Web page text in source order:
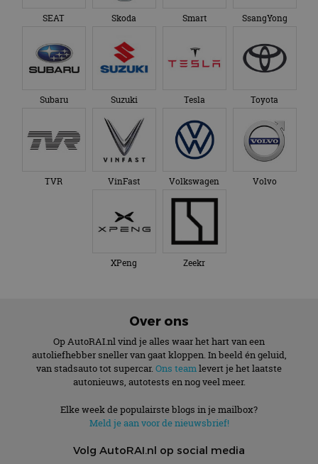
SEAT Skoda Smart SsangYong
Subaru Suzuki Tesla Toyota
TVR VinFast Volkswagen Volvo
XPeng Zeekr
Over ons
Op AutoRAI.nl vind je alles waar het hart van een
autoliefhebber sneller van gaat kloppen. In beeld én geluid,
van stadsauto tot supercar. Ons teamlevert je het laatste
autonieuws, autotests en nog veel meer.
Elke week de populairste blogs in je mailbox?
Meld je aan voor de nieuwsbrief!
Volg AutoRAI.nl op social media